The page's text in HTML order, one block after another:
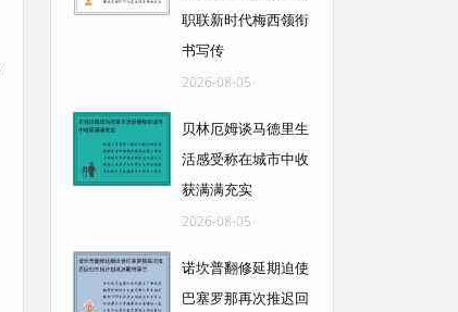
职联新时代梅西领衔
书写传
2026-08-05
贝林厄姆谈马德里生
活感受称在城市中收
获满满充实
2026-08-05
诺坎普翻修延期迫使
巴塞罗那再次推迟回